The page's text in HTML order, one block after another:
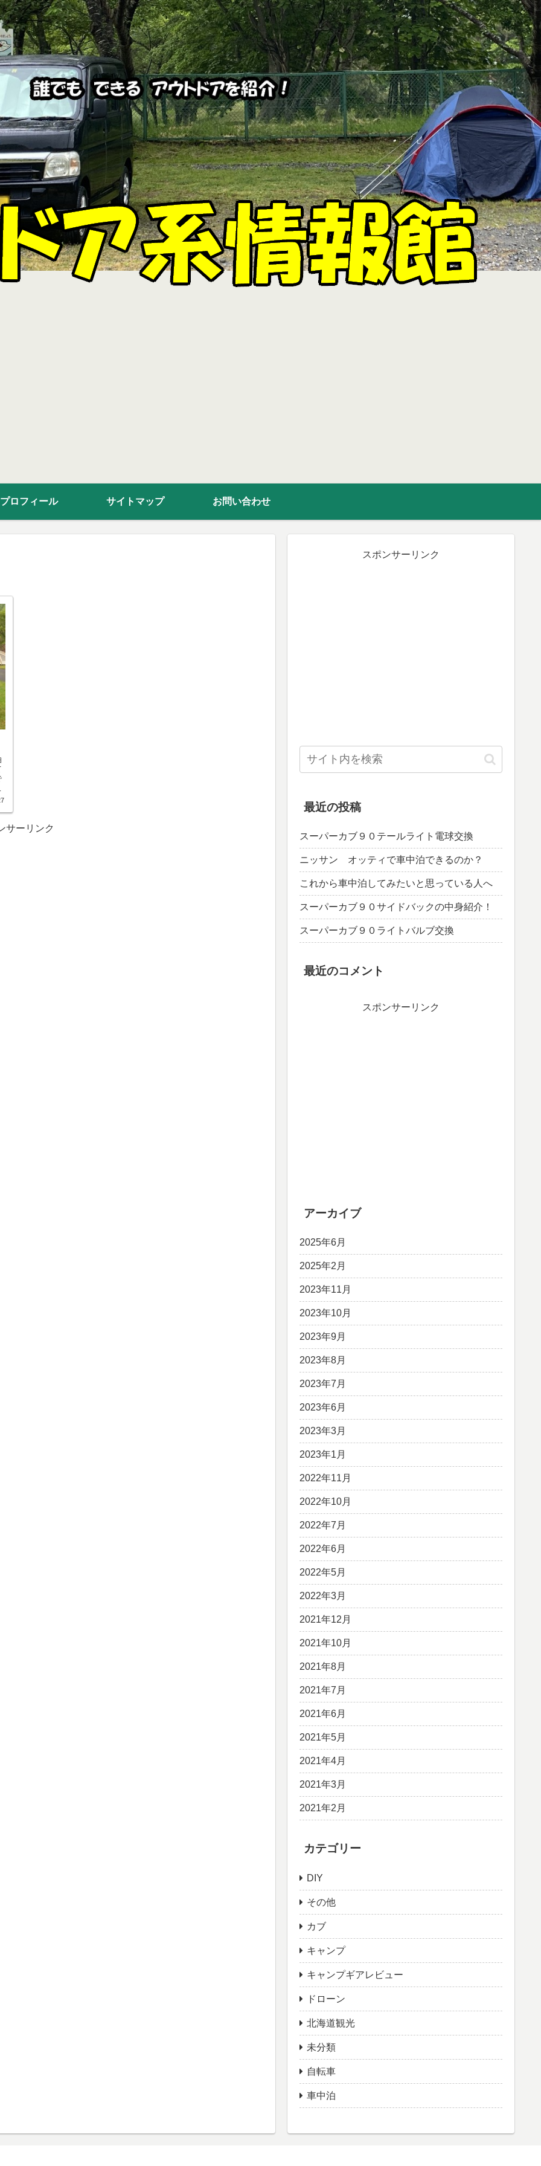
プロフィール サイトマップ お問い合わせ
サーリンク
スポンサーリンク
最近の投稿
スーパーカブ９０テールライト電球交換
ニッサン オッティで車中泊できるのか？
これから車中泊してみたいと思っている人へ
スーパーカブ９０サイドバックの中身紹介！
スーパーカブ９０ライトバルブ交換
最近のコメント
スポンサーリンク
アーカイブ
2025年6月
2025年2月
2023年11月
2023年10月
2023年9月
2023年8月
2023年7月
2023年6月
2023年3月
2023年1月
2022年11月
2022年10月
2022年7月
2022年6月
2022年5月
2022年3月
2021年12月
2021年10月
2021年8月
2021年7月
2021年6月
2021年5月
2021年4月
2021年3月
2021年2月
カテゴリー
DIY
その他
カブ
キャンプ
キャンプギアレビュー
ドローン
北海道観光
未分類
自転車
車中泊